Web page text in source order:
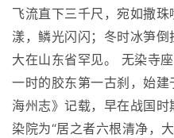
飞流直下三千尺，宛如撒
漾，鳞光闪闪；冬时冰笋
大在山东省罕见。 无染寺
一时的胶东第一古刹，始
海州志》记载，早在战国
染院为“居之者六根清净，